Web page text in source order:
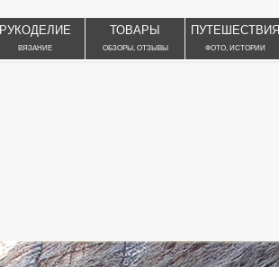
РУКОДЕЛИЕ
ВЯЗАНИЕ
ТОВАРЫ
ОБЗОРЫ, ОТЗЫВЫ
ПУТЕШЕСТВИЯ
ФОТО, ИСТОРИИ